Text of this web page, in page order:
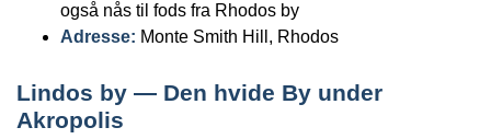
også nås til fods fra Rhodos by
Adresse: Monte Smith Hill, Rhodos
Lindos by — Den hvide By under
Akropolis